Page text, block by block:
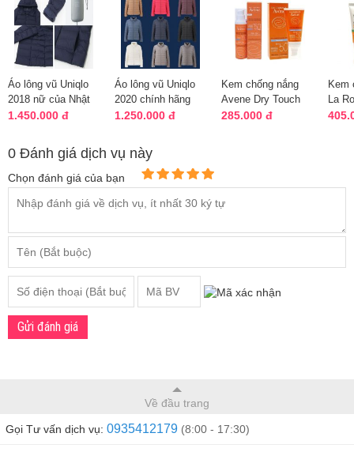
Áo lông vũ Uniqlo
2018 nữ của Nhật
Bản, giá tại đại lý
1.450.000 đ
Áo lông vũ Uniqlo
2020 chính hãng
Nhật Bản
1.250.000 đ
Kem chống nắng
Avene Dry Touch
Fluide SPF 50+
285.000 đ
Kem
La
0 Đánh giá dịch vụ này
Chọn đánh giá của bạn
Gửi đánh giá
Về đầu trang
Gọi Tư vấn dịch vụ: 0935412179 (8:00 - 17:30)